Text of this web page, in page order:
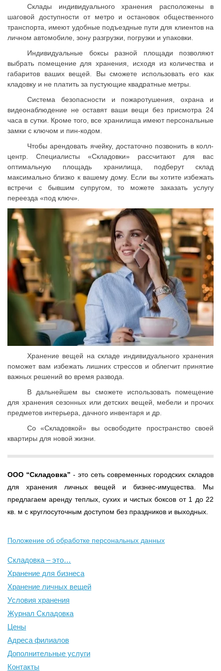
Склады индивидуального хранения расположены в
шаговой доступности от метро и остановок общественного
транспорта, имеют удобные подъездные пути для клиентов на
личном автомобиле, зону разгрузки, погрузки и упаковки.
Индивидуальные боксы разной площади позволяют
выбрать помещение для хранения, исходя из количества и
габаритов ваших вещей. Вы сможете использовать его как
кладовку и не платить за пустующие квадратные метры.
Система безопасности и пожаротушения, охрана и
видеонаблюдение не оставят ваши вещи без присмотра 24
часа в сутки. Кроме того, все хранилища имеют персональные
замки с ключом и пин-кодом.
Чтобы арендовать ячейку, достаточно позвонить в колл-
центр. Специалисты «Складовки» рассчитают для вас
оптимальную площадь хранилища, подберут склад
максимально близко к вашему дому. Если вы хотите избежать
встречи с бывшим супругом, то можете заказать услугу
переезда «под ключ».
Хранение вещей на складе индивидуального хранения
поможет вам избежать лишних стрессов и облегчит принятие
важных решений во время развода.
В дальнейшем вы сможете использовать помещение
для хранения сезонных или детских вещей, мебели и прочих
предметов интерьера, дачного инвентаря и др.
Со «Складовкой» вы освободите пространство своей
квартиры для новой жизни.
ООО “Складовка” - это сеть современных городских складов
для хранения личных вещей и бизнес-имущества. Мы
предлагаем аренду теплых, сухих и чистых боксов от 1 до 22
кв. м с круглосуточным доступом без праздников и выходных.
Положение об обработке персональных данных
Складовка – это…
Хранение для бизнеса
Хранение личных вещей
Условия хранения
Журнал Складовка
Цены
Адреса филиалов
Дополнительные услуги
Контакты